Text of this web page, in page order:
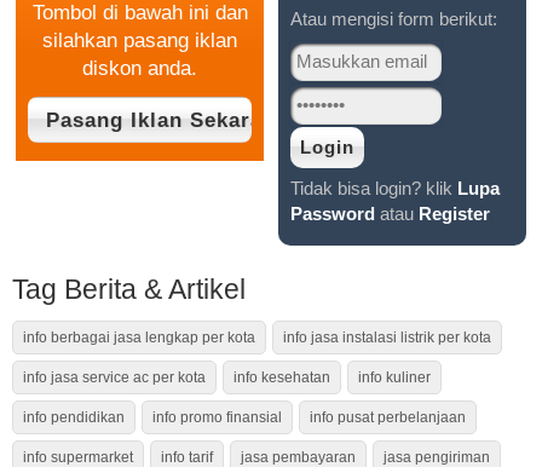
Tombol di bawah ini dan
silahkan pasang iklan
diskon anda.
Atau mengisi form berikut:
Tidak bisa login? klik Lupa
Password atau Register
Tag Berita & Artikel
info berbagai jasa lengkap per kota info jasa instalasi listrik per kota
info jasa service ac per kota info kesehatan info kuliner
info pendidikan info promo finansial info pusat perbelanjaan
info supermarket info tarif jasa pembayaran jasa pengiriman